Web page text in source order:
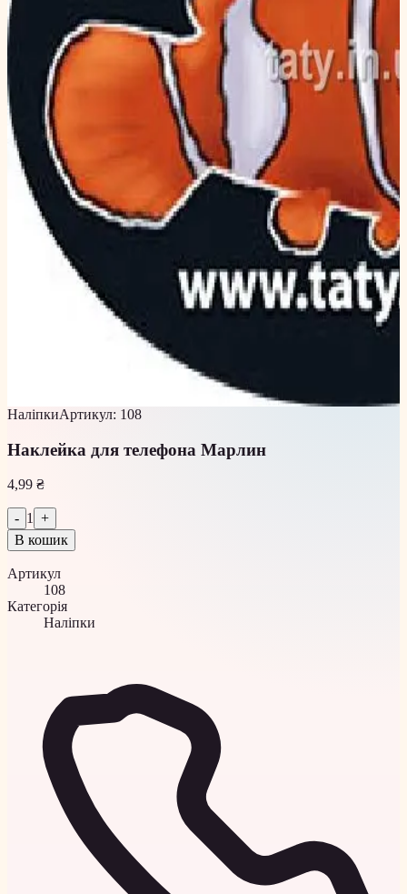
НаліпкиАртикул: 108
Наклейка для телефона Марлин
4,99 ₴
- 1 +
В кошик
Артикул
108
Категорія
Наліпки